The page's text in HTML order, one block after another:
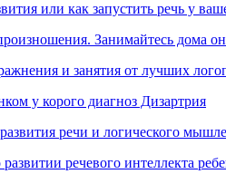
или как запустить речь у
Занимайтесь дома
и занятия от лучших
у корого диагноз Дизартрия
речи и логического
речевого интеллекта